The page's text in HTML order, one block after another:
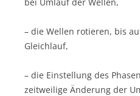
– die Wellen rotieren, bis
Gleichlauf,
– die Einstellung des
zeitweilige Änderung der